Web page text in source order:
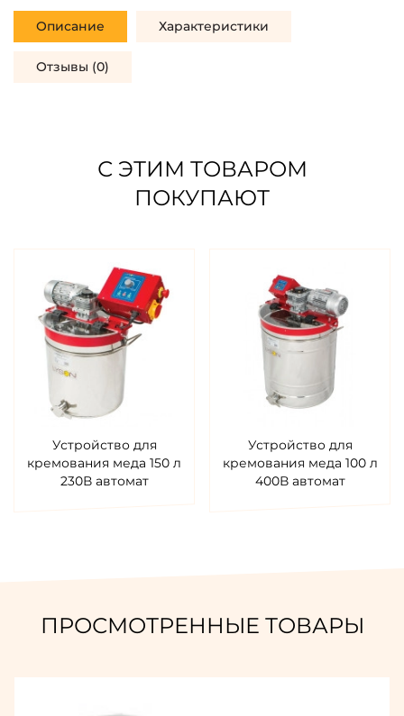
Описание Характеристики
Отзывы (0)
С ЭТИМ ТОВАРОМ
ПОКУПАЮТ
Устройство для
кремования меда 150 л
230В автомат
Устройство для
кремования меда 100 л
400В автомат
ПРОСМОТРЕННЫЕ ТОВАРЫ